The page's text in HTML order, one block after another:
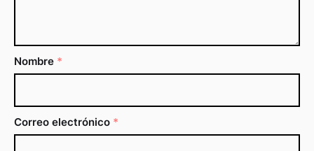
Nombre *
Correo electrónico *